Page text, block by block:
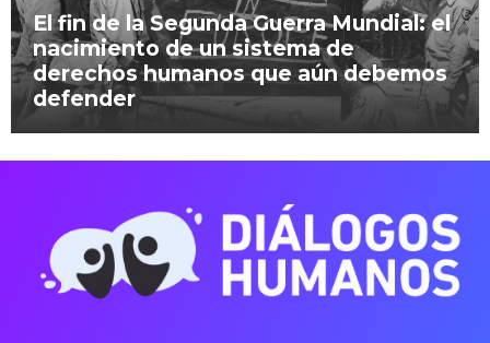
El fin de la Segunda Guerra Mundial: el
nacimiento de un sistema de
derechos humanos que aún debemos
defender